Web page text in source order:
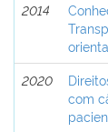
2014
2020
com